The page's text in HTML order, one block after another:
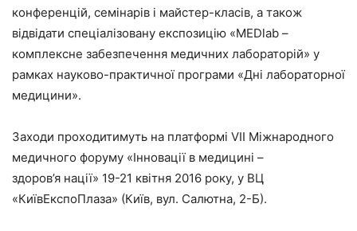
конференцій, семінарів і майстер-класів, а також
відвідати спеціалізовану експозицію «MEDlab –
комплексне забезпечення медичних лабораторій» у
рамках науково-практичної програми «Дні лабораторної
медицини».
Заходи проходитимуть на платформі VII Міжнародного
медичного форуму «Інновації в медицині –
здоров’я нації» 19-21 квітня 2016 року, у ВЦ
«КиївЕкспоПлаза» (Київ, вул. Салютна, 2-Б).